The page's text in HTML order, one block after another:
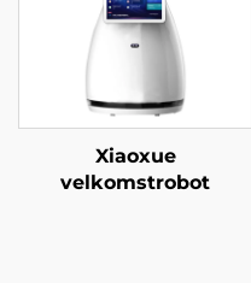
Xiaoxue
velkomstrobot